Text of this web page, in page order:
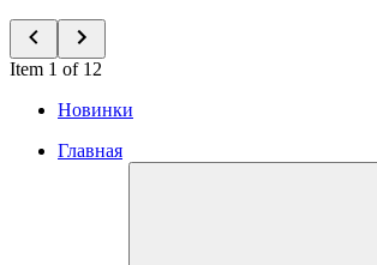
Item 1 of 12
Новинки
Главная